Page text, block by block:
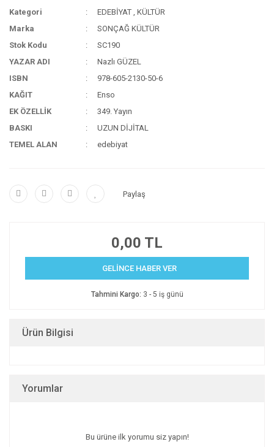
Kategori EDEBİYAT ,KÜLTÜR
Marka
SONÇAĞ KÜLTÜR
Stok Kodu
SC190
YAZAR ADI
Nazlı GÜZEL
ISBN
978-605-2130-50-6
KAĞIT
Enso
EK ÖZELLİK
349. Yayın
BASKI
UZUN DİJİTAL
TEMEL ALAN
edebiyat
Paylaş
0,00 TL
GELİNCE HABER VER
Tahmini Kargo: 3 - 5 iş günü
Ürün Bilgisi
Yorumlar
Bu ürüne ilk yorumu siz yapın!